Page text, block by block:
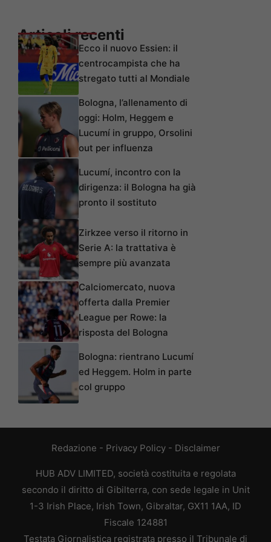
Articoli recenti
Ecco il nuovo Essien: il
centrocampista che ha
stregato tutti al Mondiale
Bologna, l’allenamento di
oggi: Holm, Heggem e
Lucumí in gruppo, Orsolini
out per influenza
Lucumí, incontro con la
dirigenza: il Bologna ha già
pronto il sostituto
Zirkzee verso il ritorno in
Serie A: la trattativa è
sempre più avanzata
Calciomercato, nuova
offerta dalla Premier
League per Rowe: la
risposta del Bologna
Bologna: rientrano Lucumí
ed Heggem. Holm in parte
col gruppo
Redazione - Privacy Policy- Disclaimer
HUB ADV LIMITED, società costituita e regolata
secondo il diritto di Gibilterra, con sede legale in Unit
1-3 Irish Place, Irish Town, Gibraltar, GX11 1AA, ID
Fiscale 124881
Testata Giornalistica registrata presso il Tribunale di